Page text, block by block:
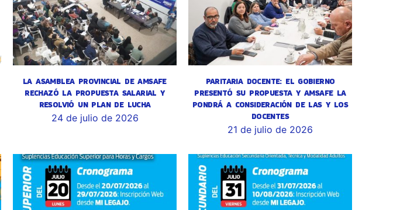
LA ASAMBLEA PROVINCIAL DE AMSAFE
RECHAZÓ LA PROPUESTA SALARIAL Y
RESOLVIÓ UN PLAN DE LUCHA
24 de julio de 2026
PARITARIA DOCENTE: EL GOBIERNO
PRESENTÓ SU PROPUESTA Y AMSAFE LA
PONDRÁ A CONSIDERACIÓN DE LAS Y LOS
DOCENTES
21 de julio de 2026